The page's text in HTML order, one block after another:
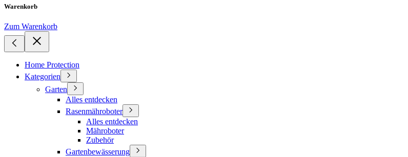
Warenkorb
Zum Warenkorb
Home Protection
Kategorien
Garten
Alles entdecken
Rasenmähroboter
Alles entdecken
Mähroboter
Zubehör
Gartenbewässerung